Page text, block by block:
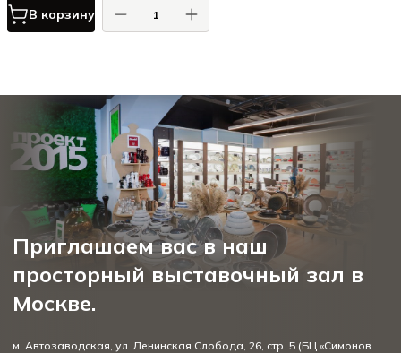
В корзину
Приглашаем вас в наш
просторный выставочный зал в
Москве.
м. Автозаводская, ул. Ленинская Слобода, 26, стр. 5 (БЦ «Симонов